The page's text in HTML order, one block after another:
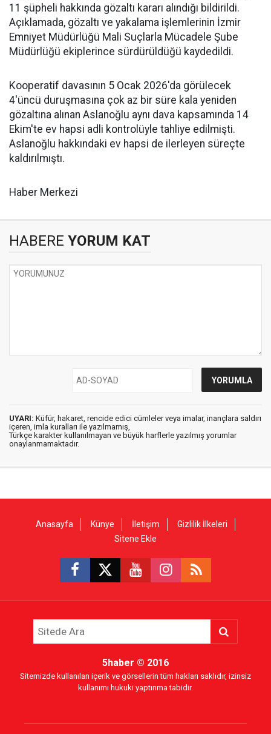
11 şüpheli hakkında gözaltı kararı alındığı bildirildi.
Açıklamada, gözaltı ve yakalama işlemlerinin İzmir
Emniyet Müdürlüğü Mali Suçlarla Mücadele Şube
Müdürlüğü ekiplerince sürdürüldüğü kaydedildi.
Kooperatif davasının 5 Ocak 2026'da görülecek
4'üncü duruşmasına çok az bir süre kala yeniden
gözaltına alınan Aslanoğlu aynı dava kapsamında 14
Ekim'te ev hapsi adli kontrolüyle tahliye edilmişti.
Aslanoğlu hakkındaki ev hapsi de ilerleyen süreçte
kaldırılmıştı.
Haber Merkezi
HABERE YORUM KAT
UYARI: Küfür, hakaret, rencide edici cümleler veya imalar, inançlara saldırı
içeren, imla kuralları ile yazılmamış,
Türkçe karakter kullanılmayan ve büyük harflerle yazılmış yorumlar
onaylanmamaktadır.
Anasayfa Künye İletişim
Gizlilik İlkeleri
Sitene Ekle
5haber © 2016
Sitemizde kullanılan içerik ve görsellerin tüm hakları saklıdır, izinsiz
kullanımı hukuki yaptırıma tabidir.